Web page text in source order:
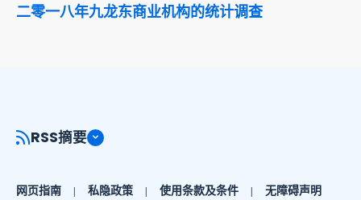
二零一八年九龙东商业机构的统计调查
RSS摘要
网页指南 私隐政策 使用条款及条件 无障碍声明